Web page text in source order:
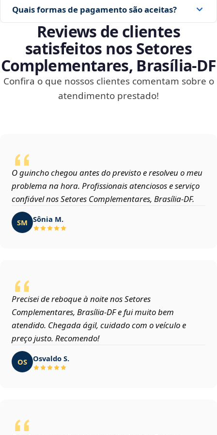
Quais formas de pagamento são aceitas?
Reviews de clientes
satisfeitos nos Setores
Complementares, Brasília‑DF
Confira o que nossos clientes comentam sobre o
atendimento prestado!
O guincho chegou antes do previsto e resolveu o meu
problema na hora. Profissionais atenciosos e serviço
confiável nos Setores Complementares, Brasília‑DF.
SM Sônia M.
Precisei de reboque à noite nos Setores
Complementares, Brasília‑DF e fui muito bem
atendido. Chegada ágil, cuidado com o veículo e
preço justo. Recomendo!
OS Osvaldo S.